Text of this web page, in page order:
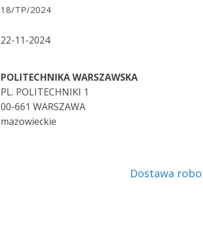
18/TP/2024
22-11-2024
POLITECHNIKA WARSZAWSKA
PL. POLITECHNIKI 1
00-661 WARSZAWA
mazowieckie
Dostawa